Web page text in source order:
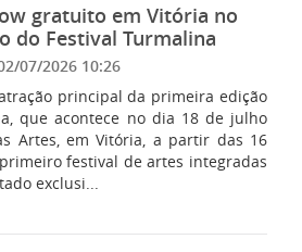
gratuito em Vitória no
do Festival Turmalina
07/2026 10:26
principal da primeira edição
que acontece no dia 18 de julho
Artes, em Vitória, a partir das 16
festival de artes integradas
exclusi...